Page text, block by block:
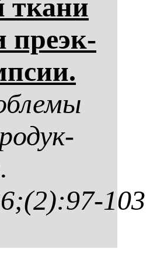
тка­ни
пре­эк­
103